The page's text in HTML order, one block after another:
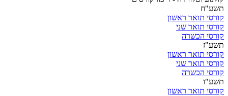
תשע"ח
קורסי תואר ראשון
קורסי תואר שני
קורסי הכשרה
תשע"ז
קורסי תואר ראשון
קורסי תואר שני
קורסי הכשרה
תשע"ו
קורסי תואר ראשון